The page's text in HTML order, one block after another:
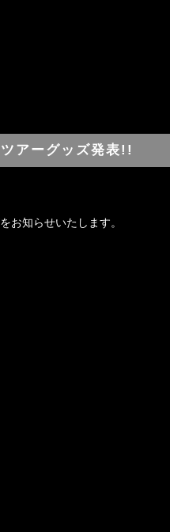
アーグッズ発表!!
お知らせいたします。